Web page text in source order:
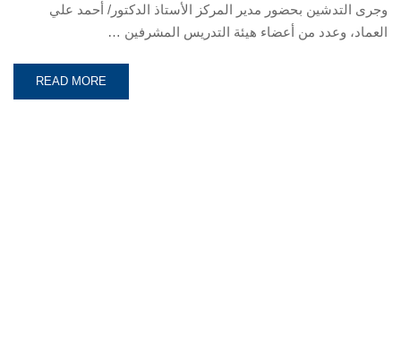
وجرى التدشين بحضور مدير المركز الأستاذ الدكتور/ أحمد علي
العماد، وعدد من أعضاء هيئة التدريس المشرفين …
READ MORE